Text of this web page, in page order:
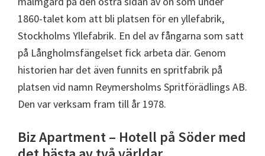
1860-talet kom att bli platsen för en yllefabrik,
Stockholms Yllefabrik. En del av fångarna som satt
på Långholmsfängelset fick arbeta där. Genom
historien har det även funnits en spritfabrik på
platsen vid namn Reymersholms Spritförädlings AB.
Den var verksam fram till år 1978.
Biz Apartment – Hotell på Söder med